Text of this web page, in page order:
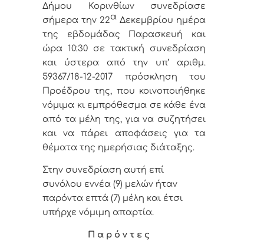
Δήμου Κορινθίων συνεδρίασε
σήμερα την 22α Δεκεμβρίου ημέρα
της εβδομάδας Παρασκευή και
ώρα 10:30 σε τακτική συνεδρίαση
και ύστερα από την υπ’ αριθμ.
59367/18-12-2017 πρόσκληση του
Προέδρου της, που κοινοποιήθηκε
νόμιμα κι εμπρόθεσμα σε κάθε ένα
από τα μέλη της, για να συζητήσει
και να πάρει αποφάσεις για τα
θέματα της ημερήσιας διάταξης.
Στην συνεδρίαση αυτή επί
συνόλου εννέα (9) μελών ήταν
παρόντα επτά (7) μέλη και έτσι
υπήρχε νόμιμη απαρτία.
Π α ρ ό ν τ ε ς